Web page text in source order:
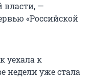
власти, —
«Российской
уехала к
недели уже стала